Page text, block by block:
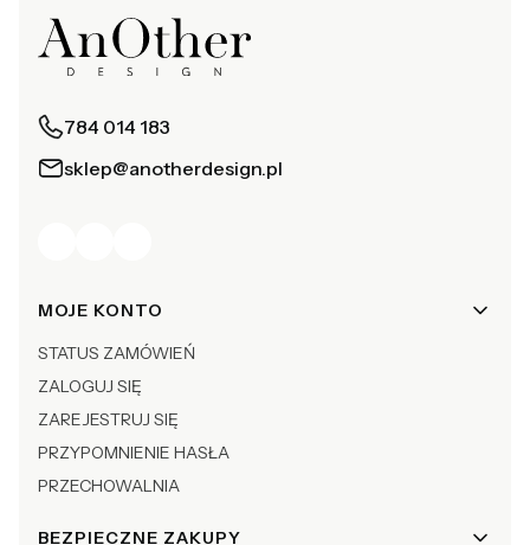
784 014 183
sklep@anotherdesign.pl
Linki w stopce
MOJE KONTO
STATUS ZAMÓWIEŃ
ZALOGUJ SIĘ
ZAREJESTRUJ SIĘ
PRZYPOMNIENIE HASŁA
PRZECHOWALNIA
BEZPIECZNE ZAKUPY